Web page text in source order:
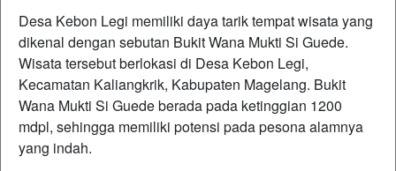
Desa Kebon Legi memiliki daya tarik tempat wisata yang
dikenal dengan sebutan Bukit Wana Mukti Si Guede.
Wisata tersebut berlokasi di Desa Kebon Legi,
Kecamatan Kaliangkrik, Kabupaten Magelang. Bukit
Wana Mukti Si Guede berada pada ketinggian 1200
mdpl, sehingga memiliki potensi pada pesona alamnya
yang indah.